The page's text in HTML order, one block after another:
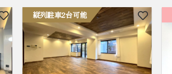
縦列駐車2台可能